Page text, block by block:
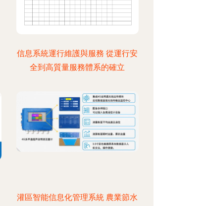
信息系統運行維護與服務 從運行安
全到高質量服務體系的確立
灌區智能信息化管理系統 農業節水